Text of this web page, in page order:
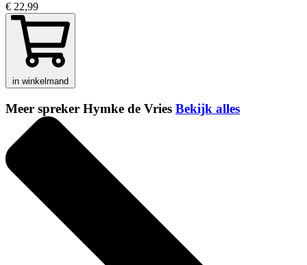
€ 22,99
in winkelmand
Meer spreker Hymke de Vries Bekijk alles